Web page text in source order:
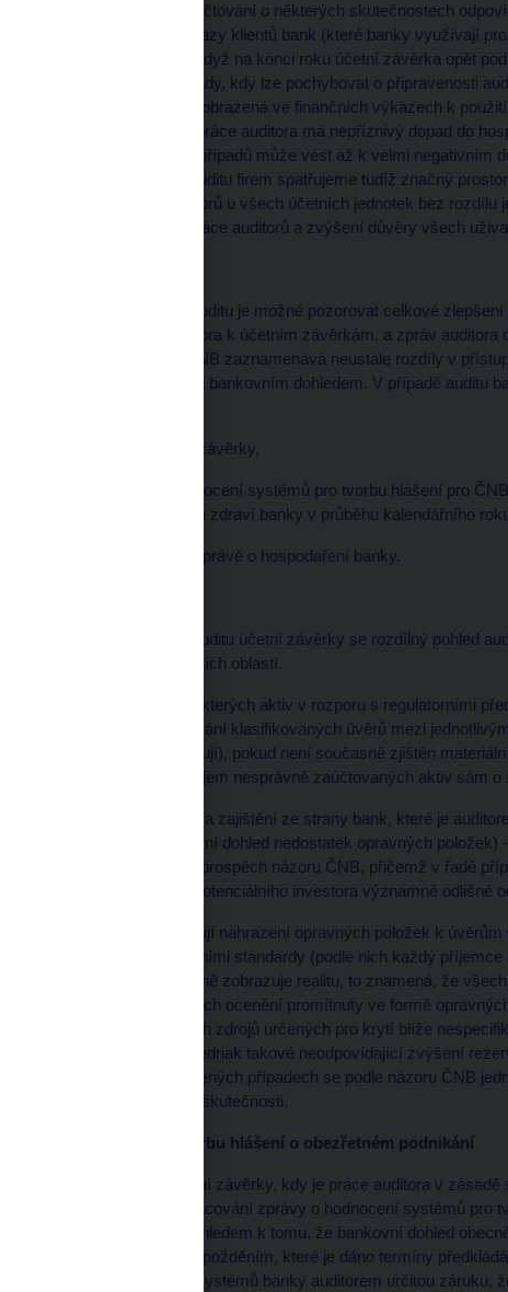
zda "skokový" systém účtování o některých skutečnostech
Čtvrtletní a měsíční výkazy klientů bank (které banky využívají
případech zavádějící, i když na konci roku účetní závěrka opět
Objevují se rovněž případy, kdy lze pochybovat o připravenosti
přestože situace firmy zobrazená ve finančních výkazech k
tomu, že méně kvalitní práce auditora má nepříznivý dopad do
nahromadění takových případů může vést až k velmi negativním
další auditor. V oblasti auditu firem spatřujeme tudíž značný
kritického přístupu auditorů u všech účetních jednotek bez
ke sjednocení úrovně práce auditorů a zvýšení důvěry všech
V případě bankovního auditu je možné pozorovat celkové
schopnosti výroků auditora k účetním závěrkám, a zpráv
pravidel ČNB. Přesto ČNB zaznamenává neustále rozdíly v
bankách mezi auditory a bankovním dohledem. V případě auditu
* statutární audit účetní závěrky,
* zpráva auditora o hodnocení systémů pro tvorbu hlášení pro
výkazů, které informují o zdraví banky v průběhu kalendářního
* vyjádření auditora ke zprávě o hospodaření banky.
V případě statutárního auditu účetní závěrky se rozdílný pohled
především do následujících oblastí.
* Tolerování účtování některých aktiv v rozporu s regulatorními
nepožadují změny účtování klasifikovaných úvěrů mezi
v účtování sami identifikují), pokud není současně zjištěn
to ani za situace, kdy objem nesprávně zaúčtovaných aktiv sám
* Nadhodnocování aktiv a zajištění ze strany bank, které je
místě konstatuje bankovní dohled nedostatek opravných
bank však vypovídá ve prospěch názoru ČNB, přičemž v řadě
auditorskou firmou pro potenciálního investora významně odlišné
* Auditoři též často tolerují nahrazení opravných položek k
souladu s českými účetními standardy (podle nich každý
účetní hodnota aktiv věrně zobrazuje realitu, to znamená, že
hodnotu aktiv jsou do jejich ocenění promítnuty ve formě
vypovídá o výši vlastních zdrojů určených pro krytí blíže
jednotlivým aktivům) a jednak takové neodpovídající zvýšení
kapitálu. Ve všech uvedených případech se podle názoru ČNB
věrný a poctivý obraz o skutečnosti.
Audit systémů pro tvorbu hlášení o obezřetném podnikání
Na rozdíl od auditu účetní závěrky, kdy je práce auditora v
jiné společnosti, je vypracování zprávy o hodnocení systémů pro
bankovním sektoru . Vzhledem k tomu, že bankovní dohled
až s určitým časovým zpožděním, které je dáno termíny
představuje posouzení systémů banky auditorem určitou záruku,